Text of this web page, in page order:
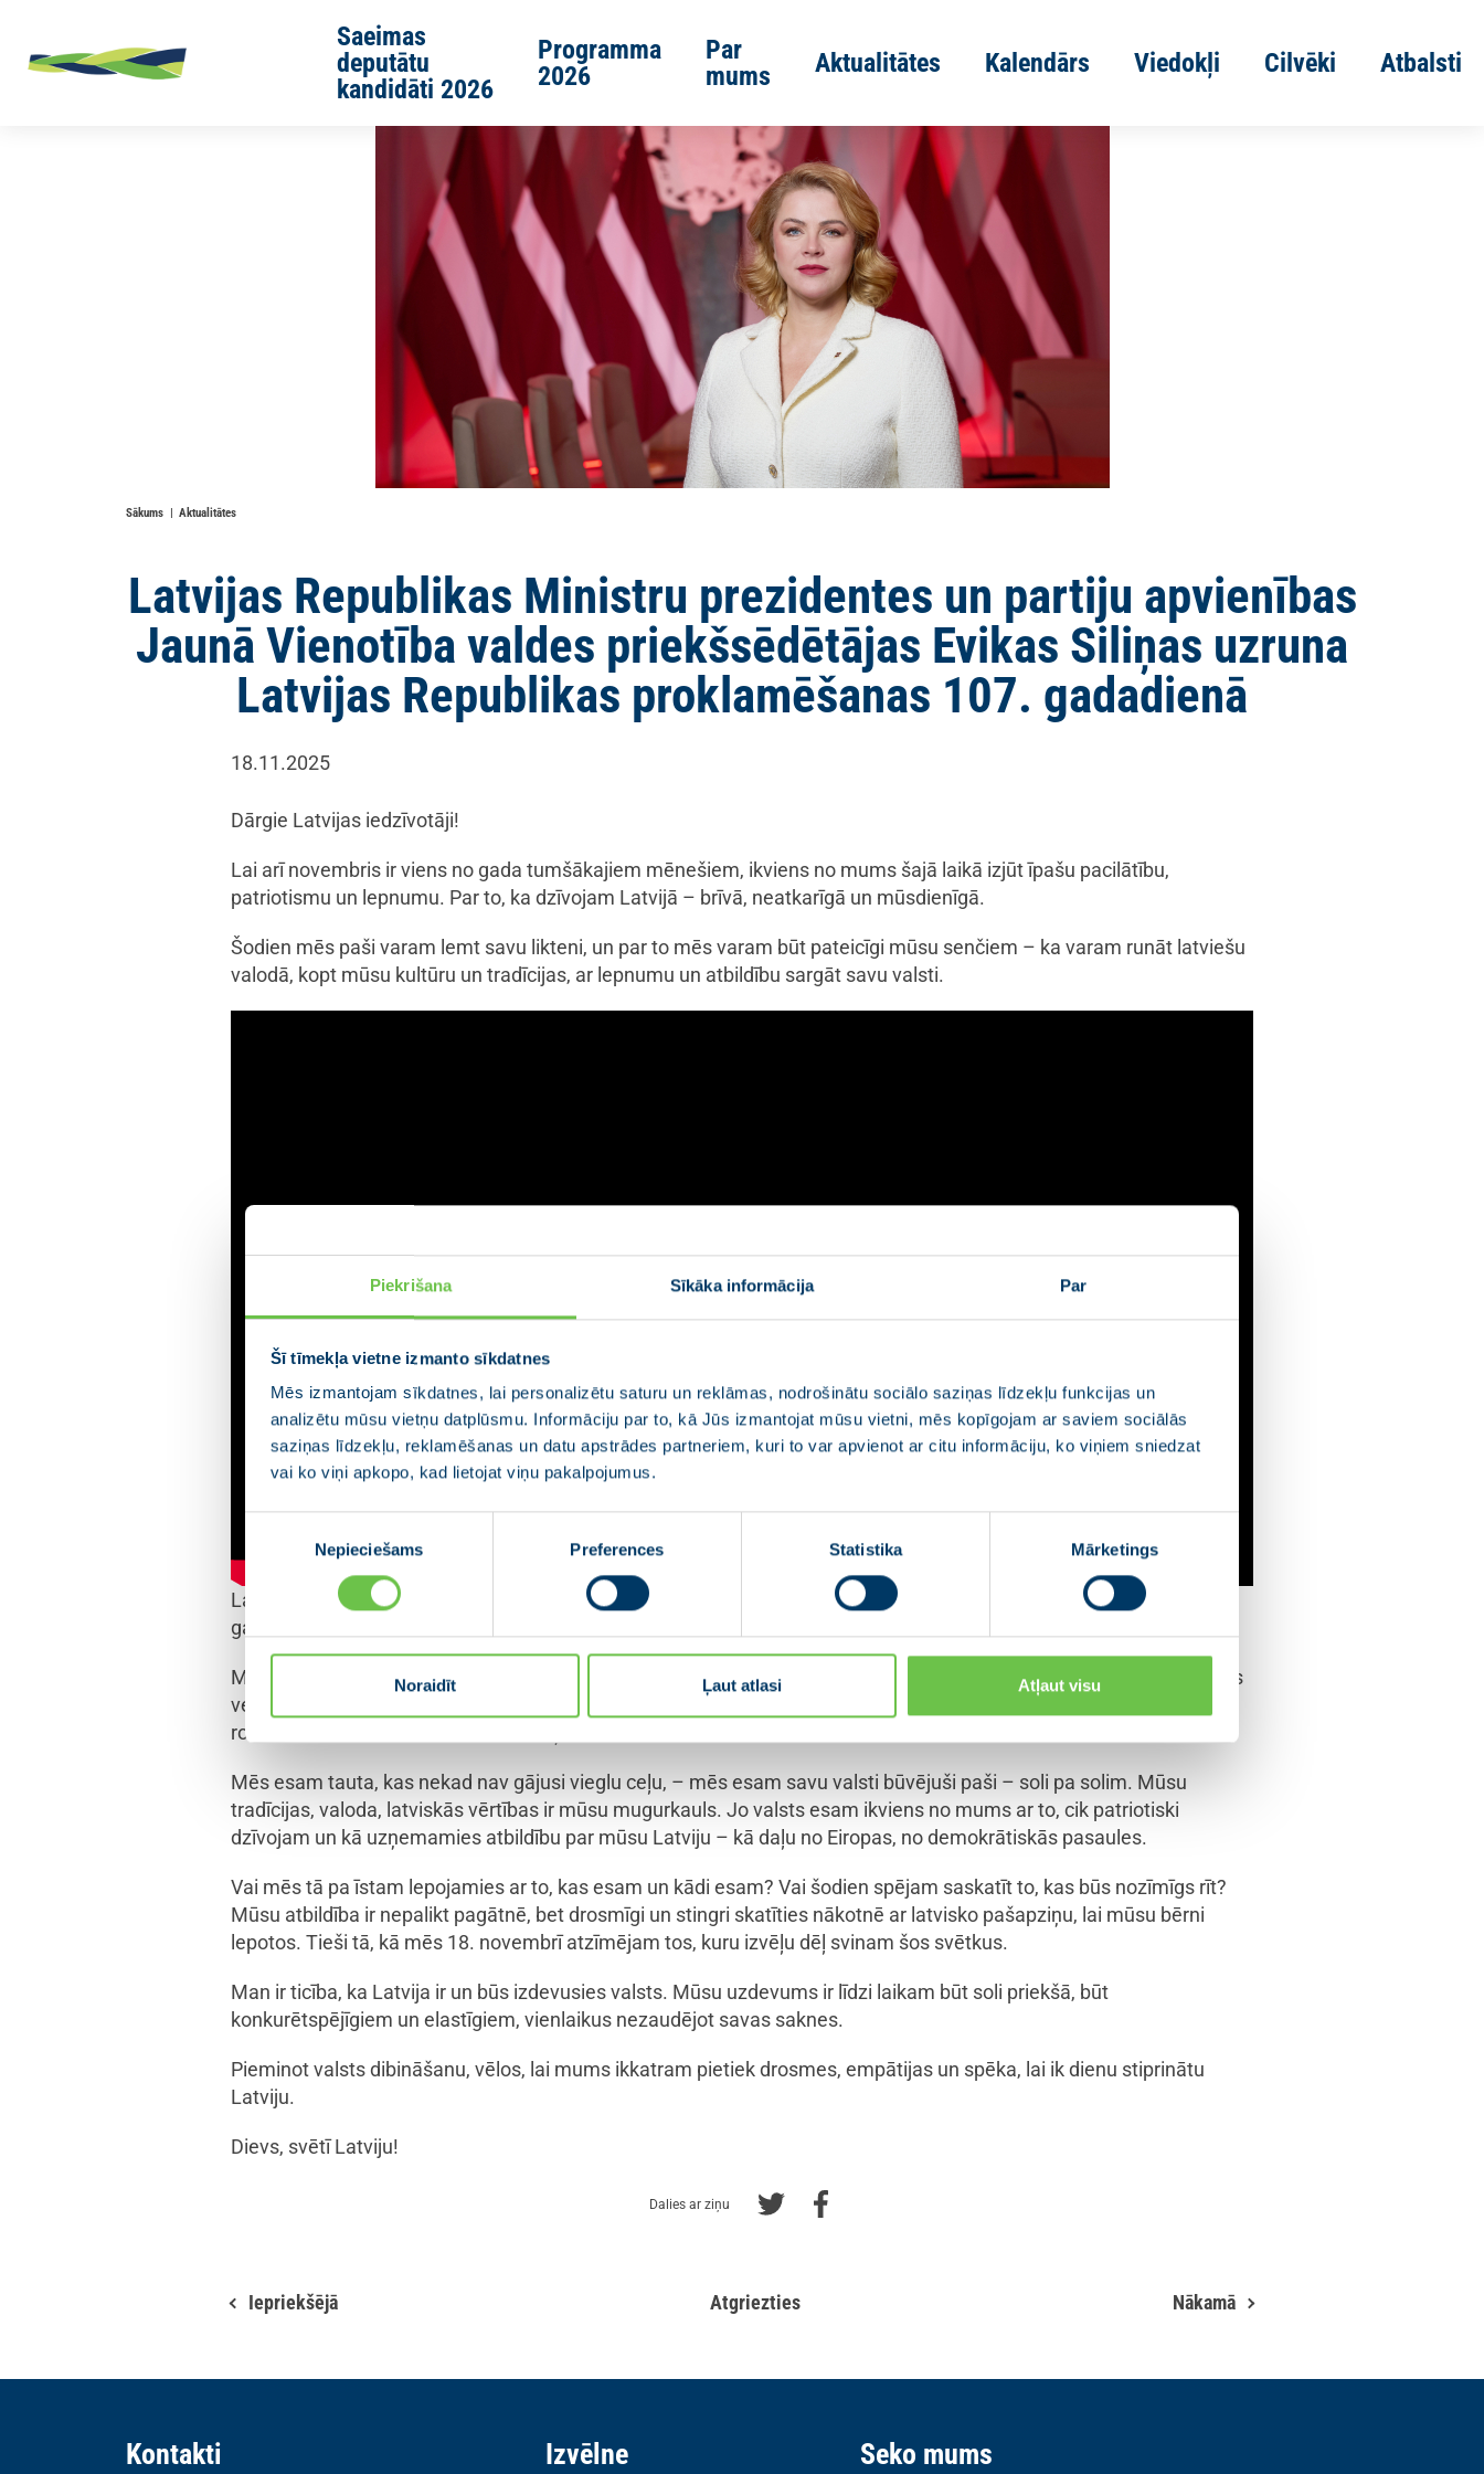
Piekrišana Sīkāka informācija Par
Šī tīmekļa vietne izmanto sīkdatnes
Mēs izmantojam sīkdatnes, lai personalizētu saturu un reklāmas, nodrošinātu sociālo saziņas līdzekļu funkcijas un
analizētu mūsu vietņu datplūsmu. Informāciju par to, kā Jūs izmantojat mūsu vietni, mēs kopīgojam ar saviem sociālās
saziņas līdzekļu, reklamēšanas un datu apstrādes partneriem, kuri to var apvienot ar citu informāciju, ko viņiem sniedzat
vai ko viņi apkopo, kad lietojat viņu pakalpojumus.
Nepieciešams Preferences Statistika Mārketings
Noraidīt Ļaut atlasi Atļaut visu
Saeimas
deputātu
kandidāti 2026
Programma
2026
Par
mums
Aktualitātes Kalendārs Viedokļi Cilvēki Atbalsti
Sākums Aktualitātes
Latvijas Republikas Ministru prezidentes un partiju apvienības
Jaunā Vienotība valdes priekšsēdētājas Evikas Siliņas uzruna
Latvijas Republikas proklamēšanas 107. gadadienā
18.11.2025
Dārgie Latvijas iedzīvotāji!
Lai arī novembris ir viens no gada tumšākajiem mēnešiem, ikviens no mums šajā laikā izjūt īpašu pacilātību,
patriotismu un lepnumu. Par to, ka dzīvojam Latvijā – brīvā, neatkarīgā un mūsdienīgā.
Šodien mēs paši varam lemt savu likteni, un par to mēs varam būt pateicīgi mūsu senčiem ­– ka varam runāt latviešu
valodā, kopt mūsu kultūru un tradīcijas, ar lepnumu un atbildību sargāt savu valsti.
Latvijas stāsts ir par izturību un ticību. Mēs esam tauta, kas nepadevās, nepazaudēja sevi ne okupācijā, ne klusuma
gados, bet ticēja savai valstij. Un tagad mums tā ir. Un tā ir milzīga svētība un arī atbildība katram no mums.
Mūsu valsts spēks ir cilvēkos: uzņēmējos, kas sapņo un virza Latviju uz priekšu, ģimenēs – tētos un mammās –, kas
ved savus bērnus uz pirmo skolas dienu un iedrošina lieliem mērķiem, skolotājos, kuri raisa bērnos zinātkāri, ārstu
rokās, karavīru drosmē, zemnieku uzņēmībā.
Mēs esam tauta, kas nekad nav gājusi vieglu ceļu, – mēs esam savu valsti būvējuši paši – soli pa solim. Mūsu
tradīcijas, valoda, latviskās vērtības ir mūsu mugurkauls. Jo valsts esam ikviens no mums ar to, cik patriotiski
dzīvojam un kā uzņemamies atbildību par mūsu Latviju – kā daļu no Eiropas, no demokrātiskās pasaules.
Vai mēs tā pa īstam lepojamies ar to, kas esam un kādi esam? Vai šodien spējam saskatīt to, kas būs nozīmīgs rīt?
Mūsu atbildība ir nepalikt pagātnē, bet drosmīgi un stingri skatīties nākotnē ar latvisko pašapziņu, lai mūsu bērni
lepotos. Tieši tā, kā mēs 18. novembrī atzīmējam tos, kuru izvēļu dēļ svinam šos svētkus.
Man ir ticība, ka Latvija ir un būs izdevusies valsts. Mūsu uzdevums ir līdzi laikam būt soli priekšā, būt
konkurētspējīgiem un elastīgiem, vienlaikus nezaudējot savas saknes.
Pieminot valsts dibināšanu, vēlos, lai mums ikkatram pietiek drosmes, empātijas un spēka, lai ik dienu stiprinātu
Latviju.
Dievs, svētī Latviju!
Dalies ar ziņu
Iepriekšējā Atgriezties Nākamā
Kontakti Izvēlne Seko mums